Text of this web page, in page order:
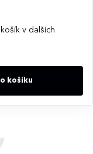
v dalších
košíku